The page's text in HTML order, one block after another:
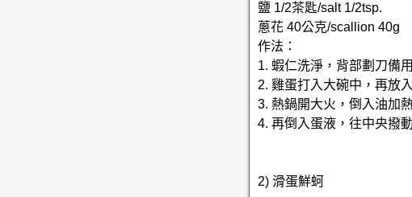
鹽 1/2茶匙/salt 1/2tsp.
蔥花 40公克/scallion 40g
作法：
1. 蝦仁洗淨，背部劃刀備
2. 雞蛋打入大碗中，再放
3. 熱鍋開大火，倒入油加
4. 再倒入蛋液，往中央撥
2) 滑蛋鮮蚵